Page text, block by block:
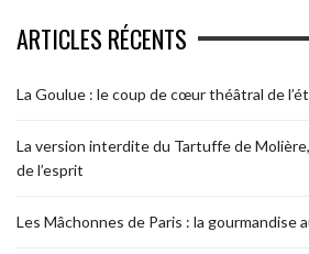
ARTICLES RÉCENTS
La Goulue : le coup de cœur théâtral de
La version interdite du Tartuffe de
de l’esprit
Les Mâchonnes de Paris : la gourmandise